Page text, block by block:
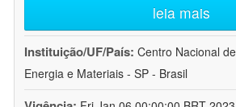
leia mais
Instituição/UF/País: Centro Nacional
Energia e Materiais - SP - Brasil